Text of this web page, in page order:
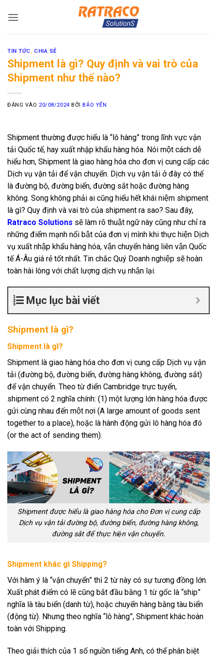
qua
TIN TỨC, CHIA SẺ
Shipment là gì? Quy định và vai trò của
Shipment như thế nào?
ĐĂNG VÀO 20/08/2024 BỞIBẢO YẾN
Shipment thường được hiểu là “lô hàng” trong lĩnh vực vận
tải Quốc tế, hay xuất nhập khẩu hàng hóa. Nói một cách dễ
hiểu hơn, Shipment là giao hàng hóa cho đơn vị cung cấp các
Dịch vụ vận tải để vận chuyển. Dịch vụ vận tải ở đây có thể
là đường bộ, đường biển, đường sắt hoặc đường hàng
không. Song không phải ai cũng hiểu hết khái niệm shipment
là gì? Quy định và vai trò của shipment ra sao? Sau đây,
Ratraco Solutions sẽ làm rõ thuật ngữ này cũng như chỉ ra
những điểm mạnh nổi bật của đơn vị mình khi thực hiện Dịch
vụ xuất nhập khẩu hàng hóa, vận chuyển hàng liên vận Quốc
tế Á-Âu giá rẻ tốt nhất. Tin chắc Quý Doanh nghiệp sẽ hoàn
toàn hài lòng với chất lượng dịch vụ nhận lại.
Mục lục bài viết
Shipment là gì?
Shipment là gì?
Shipment là giao hàng hóa cho đơn vị cung cấp Dịch vụ vận
tải (đường bộ, đường biển, đường hàng không, đường sắt)
để vận chuyển. Theo từ điển Cambridge trực tuyến,
shipment có 2 nghĩa chính: (1) một lượng lớn hàng hóa được
gửi cùng nhau đến một nơi (A large amount of goods sent
together to a place), hoặc là hành động gửi lô hàng hóa đó
(or the act of sending them).
Shipment được hiểu là giao hàng hóa cho Đơn vị cung cấp
Dịch vụ vận tải đường bộ, đường biển, đường hàng không,
đường sắt để thực hiện vận chuyển.
Shipment khác gì Shipping?
Với hàm ý là “vận chuyển” thì 2 từ này có sự tương đồng lớn.
Xuất phát điểm có lẽ cũng bắt đầu bằng 1 từ gốc là “ship”
nghĩa là tàu biển (danh từ), hoặc chuyển hàng bằng tàu biển
(động từ). Nhưng theo nghĩa “lô hàng”, Shipment khác hoàn
toàn với Shipping.
Theo giải thích của 1 số nguồn tiếng Anh, có thể phân biệt